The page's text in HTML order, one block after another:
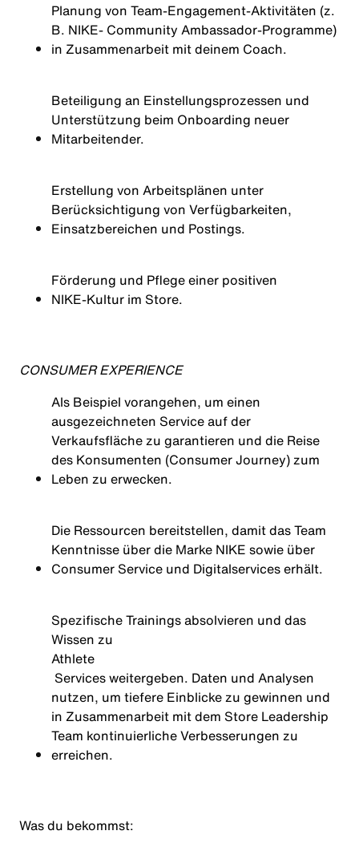
Planung von Team‑Engagement‑Aktivitäten (z.
B. NIKE- Community Ambassador‑Programme)
in Zusammenarbeit mit deinem Coach.
Beteiligung an Einstellungsprozessen und
Unterstützung beim Onboarding neuer
Mitarbeitender.
Erstellung von Arbeitsplänen unter
Berücksichtigung von Verfügbarkeiten,
Einsatzbereichen und Postings.
Förderung und Pflege einer positiven
NIKE‑Kultur im Store.
CONSUMER EXPERIENCE
Als Beispiel vorangehen, um einen
ausgezeichneten Service auf der
Verkaufsfläche zu garantieren und die Reise
des Konsumenten (Consumer Journey) zum
Leben zu erwecken.
Die Ressourcen bereitstellen, damit das Team
Kenntnisse über die Marke NIKE sowie über
Consumer Service und Digitalservices erhält.
Spezifische Trainings absolvieren und das
Wissen zu
Athlete
Services weitergeben. Daten und Analysen
nutzen, um tiefere Einblicke zu gewinnen und
in Zusammenarbeit mit dem Store Leadership
Team kontinuierliche Verbesserungen zu
erreichen.
Was du bekommst: